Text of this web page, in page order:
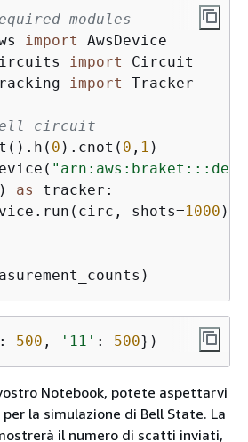
modules
import
import
import Tracker
circuit
0 ).cnot( 0 , 1 )
as
tracker:
shots=
1000
: 500 , '11' : 500})
Notebook, potete aspettarvi
la simulazione di Bell State. La
il numero di scatti inviati,